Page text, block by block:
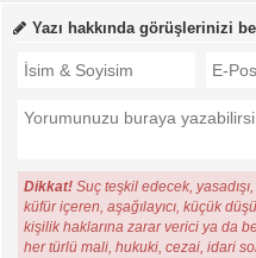
Yazı hakkında görüşlerinizi
Dikkat! Suç teşkil edecek,
küfür içeren, aşağılayıcı, küçük
kişilik haklarına zarar verici ya da
her türlü mali, hukuki, cezai, idari